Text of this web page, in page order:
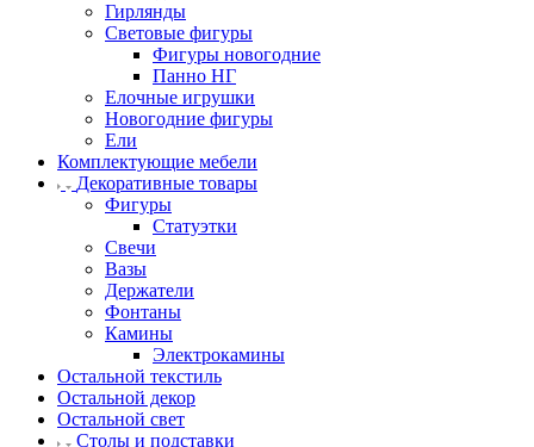
Гирлянды
Световые фигуры
Фигуры новогодние
Панно НГ
Елочные игрушки
Новогодние фигуры
Ели
Комплектующие мебели
Декоративные товары
Фигуры
Статуэтки
Свечи
Вазы
Держатели
Фонтаны
Камины
Электрокамины
Остальной текстиль
Остальной декор
Остальной свет
Столы и подставки